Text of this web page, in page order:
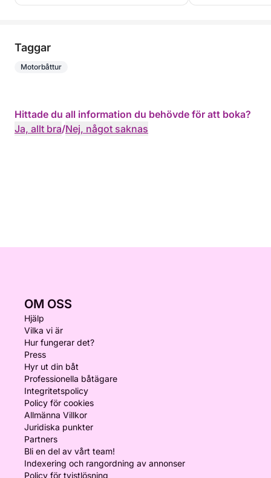
Taggar
Motorbåttur
Hittade du all information du behövde för att boka?
Ja, allt bra/Nej, något saknas
OM OSS
Hjälp
Vilka vi är
Hur fungerar det?
Press
Hyr ut din båt
Professionella båtägare
Integritetspolicy
Policy för cookies
Allmänna Villkor
Juridiska punkter
Partners
Bli en del av vårt team!
Indexering och rangordning av annonser
Policy för tvistlösning